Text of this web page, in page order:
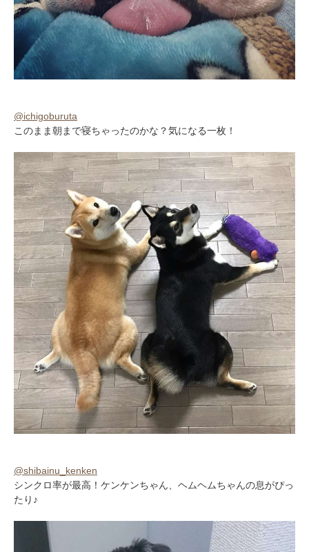
@ichigoburuta
このまま朝まで寝ちゃったのかな？気になる一枚！
@shibainu_kenken
シンクロ率が最高！ケンケンちゃん、ヘムヘムちゃんの息がぴっ
たり♪